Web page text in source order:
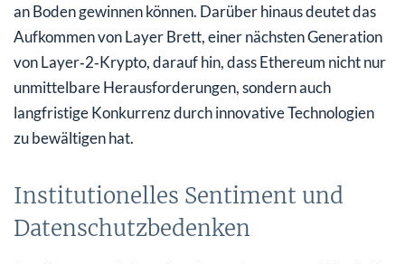
an Boden gewinnen können. Darüber hinaus deutet das
Aufkommen von Layer Brett, einer nächsten Generation
von Layer‑2‑Krypto, darauf hin, dass Ethereum nicht nur
unmittelbare Herausforderungen, sondern auch
langfristige Konkurrenz durch innovative Technologien
zu bewältigen hat.
Institutionelles Sentiment und
Datenschutzbedenken